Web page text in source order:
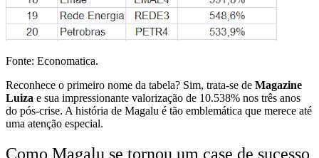
Fonte: Economatica.
Reconhece o primeiro nome da tabela? Sim, trata-se de Magazine
Luiza e sua impressionante valorização de 10.538% nos três anos
do pós-crise. A história de Magalu é tão emblemática que merece até
uma atenção especial.
Como Magalu se tornou um case de sucesso